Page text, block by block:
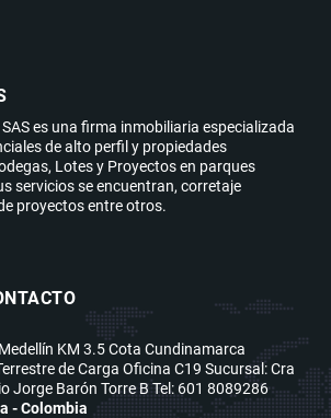
es una firma inmobiliaria especializada
de alto perfil y propiedades
Lotes y Proyectos en parques
servicios se encuentran, corretaje
proyectos entre otros.
KM 3.5 Cota Cundinamarca
de Carga Oficina C19 Sucursal: Cra
Jorge Barón Torre B Tel: 601 8089286
- Colombia